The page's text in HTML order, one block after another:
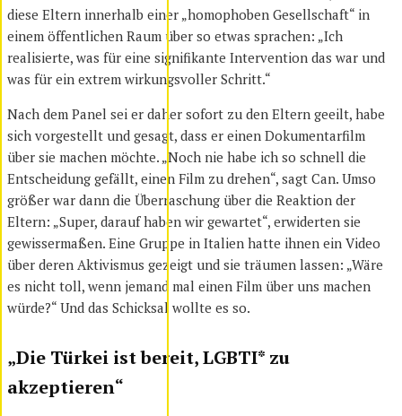
diese Eltern innerhalb einer „homophoben Gesellschaft“ in
einem öffentlichen Raum über so etwas sprachen: „Ich
realisierte, was für eine signifikante Intervention das war und
was für ein extrem wirkungsvoller Schritt.“
Nach dem Panel sei er daher sofort zu den Eltern geeilt, habe
sich vorgestellt und gesagt, dass er einen Dokumentarfilm
über sie machen möchte. „Noch nie habe ich so schnell die
Entscheidung gefällt, einen Film zu drehen“, sagt Can. Umso
größer war dann die Überraschung über die Reaktion der
Eltern: „Super, darauf haben wir gewartet“, erwiderten sie
gewissermaßen. Eine Gruppe in Italien hatte ihnen ein Video
über deren Aktivismus gezeigt und sie träumen lassen: „Wäre
es nicht toll, wenn jemand mal einen Film über uns machen
würde?“ Und das Schicksal wollte es so.
„Die Türkei ist bereit, LGBTI* zu
akzeptieren“